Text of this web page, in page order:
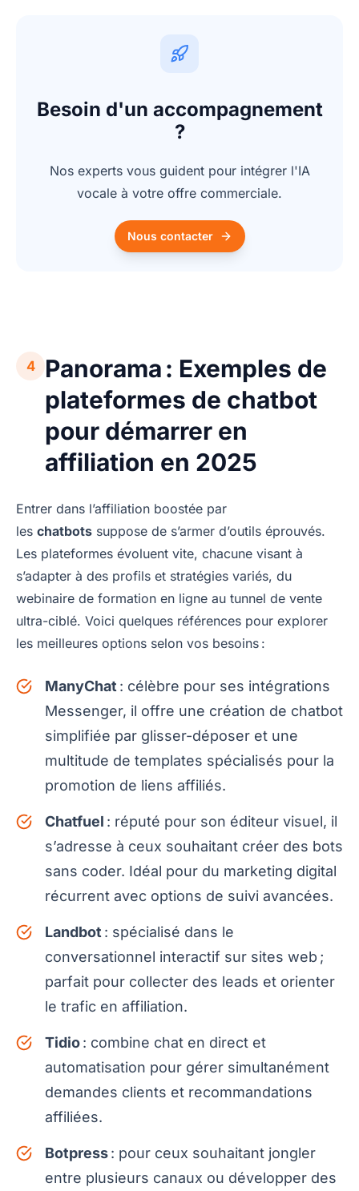
Besoin d'un accompagnement
?
Nos experts vous guident pour intégrer l'IA
vocale à votre offre commerciale.
Nous contacter
4
Panorama : Exemples de
plateformes de chatbot
pour démarrer en
affiliation en 2025
Entrer dans l’affiliation boostée par
les chatbots suppose de s’armer d’outils éprouvés.
Les plateformes évoluent vite, chacune visant à
s’adapter à des profils et stratégies variés, du
webinaire de formation en ligne au tunnel de vente
ultra-ciblé. Voici quelques références pour explorer
les meilleures options selon vos besoins :
ManyChat : célèbre pour ses intégrations
Messenger, il offre une création de chatbot
simplifiée par glisser-déposer et une
multitude de templates spécialisés pour la
promotion de liens affiliés.
Chatfuel : réputé pour son éditeur visuel, il
s’adresse à ceux souhaitant créer des bots
sans coder. Idéal pour du marketing digital
récurrent avec options de suivi avancées.
Landbot : spécialisé dans le
conversationnel interactif sur sites web ;
parfait pour collecter des leads et orienter
le trafic en affiliation.
Tidio: combine chat en direct et
automatisation pour gérer simultanément
demandes clients et recommandations
affiliées.
Botpress: pour ceux souhaitant jongler
entre plusieurs canaux ou développer des